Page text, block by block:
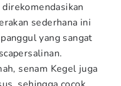
sederhana ini
yang sangat
senam Kegel juga